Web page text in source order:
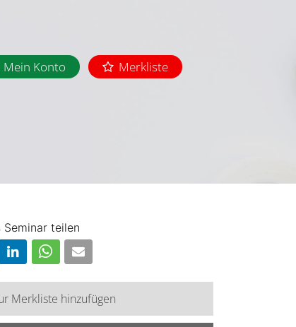
Mein Konto Merkliste
Seminar teilen
Merkliste hinzufügen